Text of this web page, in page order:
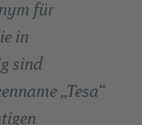
für
in
sind
„Tesa“